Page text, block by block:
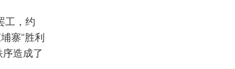
工，约
寨“胜利
造成了